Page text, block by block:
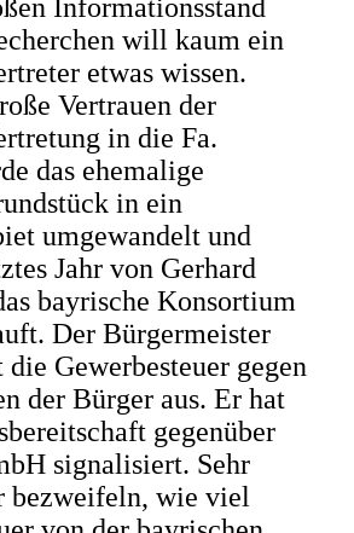
Informationsstand
will kaum ein
etwas wissen.
Vertrauen der
in die Fa.
das ehemalige
in ein
umgewandelt und
Jahr von Gerhard
bayrische Konsortium
Der Bürgermeister
Gewerbesteuer gegen
der Bürger aus. Er hat
gegenüber
signalisiert. Sehr
bezweifeln, wie viel